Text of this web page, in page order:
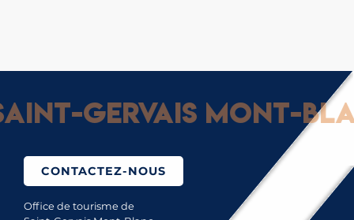
Gervais Mont-
CONTACTEZ-NOUS
Office de tourisme de